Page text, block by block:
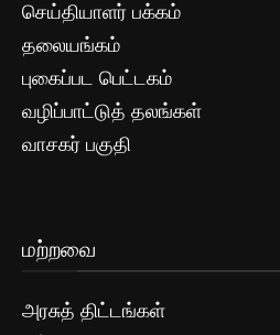
செய்தியாளர் பக்கம்
தலையங்கம்
புகைப்பட பெட்டகம்
வழிப்பாட்டுத் தலங்கள்
வாசகர் பகுதி
மற்றவை
அரசுத் திட்டங்கள்